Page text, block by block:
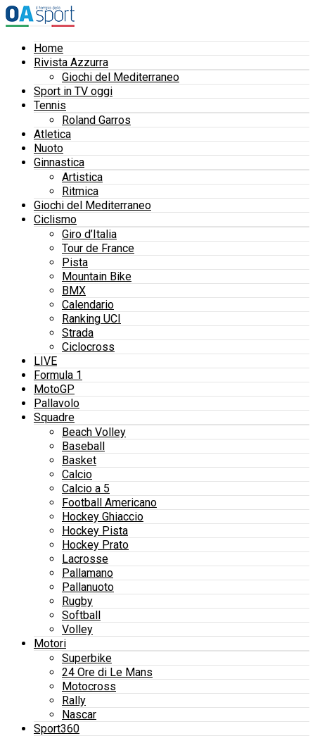
Home
Rivista Azzurra
Giochi del Mediterraneo
Sport in TV oggi
Tennis
Roland Garros
Atletica
Nuoto
Ginnastica
Artistica
Ritmica
Giochi del Mediterraneo
Ciclismo
Giro d’Italia
Tour de France
Pista
Mountain Bike
BMX
Calendario
Ranking UCI
Strada
Ciclocross
LIVE
Formula 1
MotoGP
Pallavolo
Squadre
Beach Volley
Baseball
Basket
Calcio
Calcio a 5
Football Americano
Hockey Ghiaccio
Hockey Pista
Hockey Prato
Lacrosse
Pallamano
Pallanuoto
Rugby
Softball
Volley
Motori
Superbike
24 Ore di Le Mans
Motocross
Rally
Nascar
Sport360